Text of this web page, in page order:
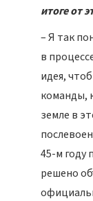
итоге от
– Я так
в
идея,
команды,
земле в
45-м году
решено